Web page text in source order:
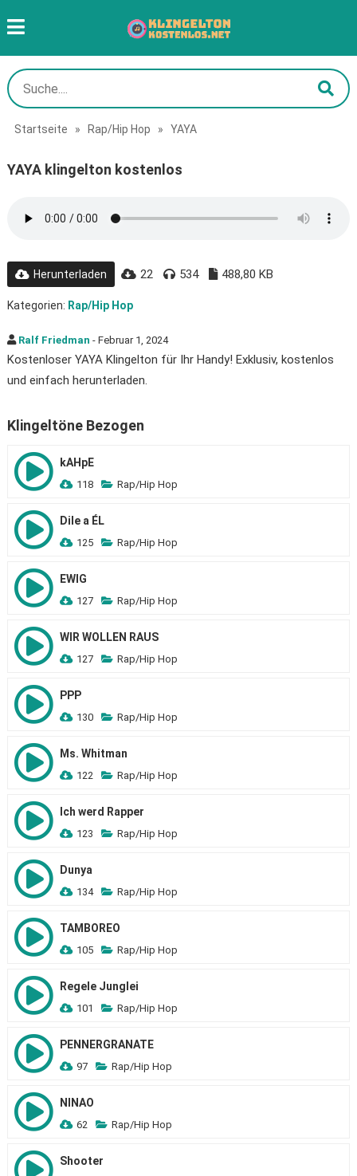
Startseite » Rap/Hip Hop » YAYA
YAYA klingelton kostenlos
Herunterladen 22 534 488,80 KB
Kategorien: Rap/Hip Hop
Ralf Friedman - Februar 1, 2024
Kostenloser YAYA Klingelton für Ihr Handy! Exklusiv, kostenlos
und einfach herunterladen.
Klingeltöne Bezogen
kAHpE
118 Rap/Hip Hop
Dile a ÉL
125 Rap/Hip Hop
EWIG
127 Rap/Hip Hop
WIR WOLLEN RAUS
127 Rap/Hip Hop
PPP
130 Rap/Hip Hop
Ms. Whitman
122 Rap/Hip Hop
Ich werd Rapper
123 Rap/Hip Hop
Dunya
134 Rap/Hip Hop
TAMBOREO
105 Rap/Hip Hop
Regele Junglei
101 Rap/Hip Hop
PENNERGRANATE
97 Rap/Hip Hop
NINAO
62 Rap/Hip Hop
Shooter